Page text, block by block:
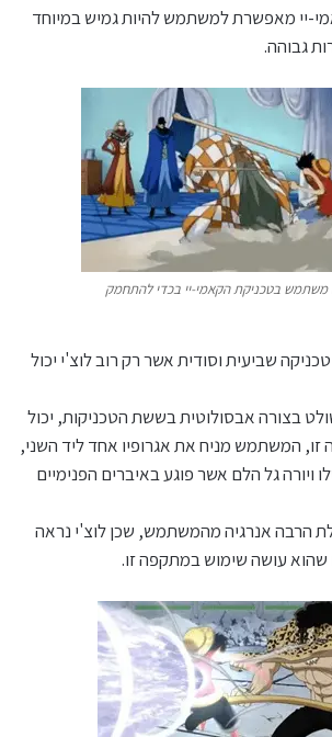
יי מאפשרת למשתמש להיות גמיש במיוחד
גבוהה.
משתמש בטכניקת הקאמי-יי בכדי להתחמק
שביעית וסודית אשר רק רוב לוצ'י יכול
בצורה אבסולוטית בששת הטכניקות, יכול
זו, המשתמש מניח את אגרופיו אחד ליד השני,
ויורה גל הלם אשר פוגע באיברים הפנימיים
הרבה אנרגיה מהמשתמש, שכן לוצ'י נראה
עושה שימוש במתקפה זו.